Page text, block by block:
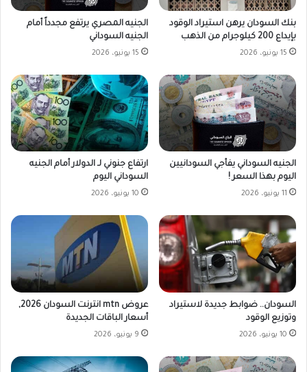
بنك السودان يرهن استيراد الوقود
بإيداع 200 كيلوجرام من الذهب
15 يونيو، 2026
الجنيه المصري يرتفع مجدداً أمام
الجنيه السوداني
15 يونيو، 2026
الجنيه السوداني يفأجي السودانيين
اليوم بهذا السعر !
11 يونيو، 2026
ارتفاع جنوني لـ الدولار أمام الجنيه
السوداني اليوم
10 يونيو، 2026
السودان.. ضوابط جديدة لاستيراد
وتوزيع الوقود
10 يونيو، 2026
عروض mtn انترنت السودان 2026,
أسعار الباقات الجديدة
9 يونيو، 2026